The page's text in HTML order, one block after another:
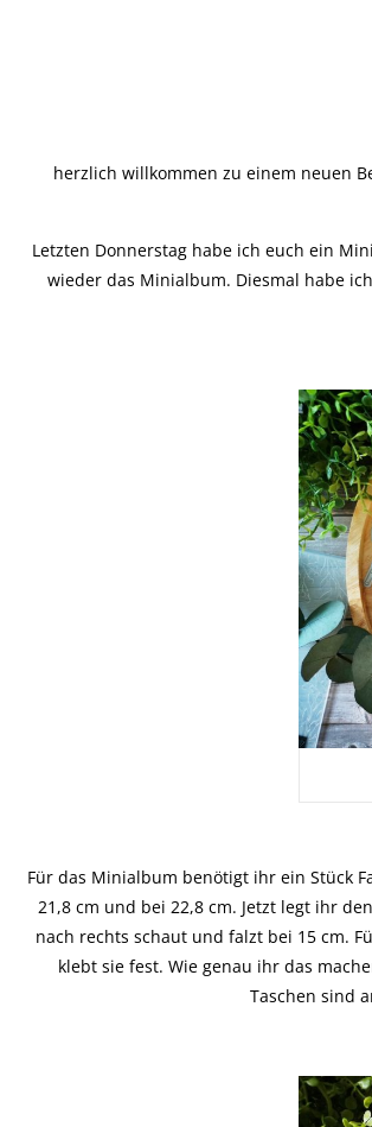
herzlich willkommen zu einem neuen
Letzten Donnerstag habe ich euch ein
wieder das Minialbum. Diesmal habe
Für das Minialbum benötigt ihr ein Stück
21,8 cm und bei 22,8 cm. Jetzt legt ihr
nach rechts schaut und falzt bei 15 cm.
klebt sie fest. Wie genau ihr das
Taschen sind